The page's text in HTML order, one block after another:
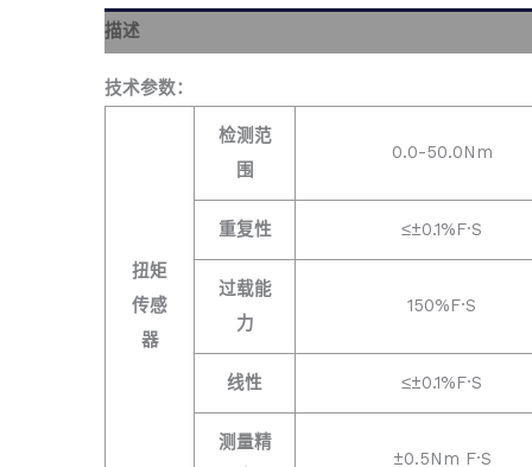
描述
技术参数：
扭矩
传感
器
检测范
围
0.0-50.0Nm
重复性 ≤±0.1%F·S
过载能
力
150%F·S
线性 ≤±0.1%F·S
测量精
±0.5Nm F·S